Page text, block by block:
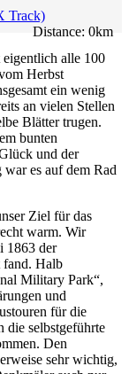
Track)
Distance: 0km
eigentlich alle 100
Herbst
ein wenig
an vielen Stellen
Blätter trugen.
bunten
und der
es auf dem Rad
Ziel für das
warm. Wir
1863 der
fand. Halb
Military Park“,
und
für die
die selbstgeführte
Den
sehr wichtig,